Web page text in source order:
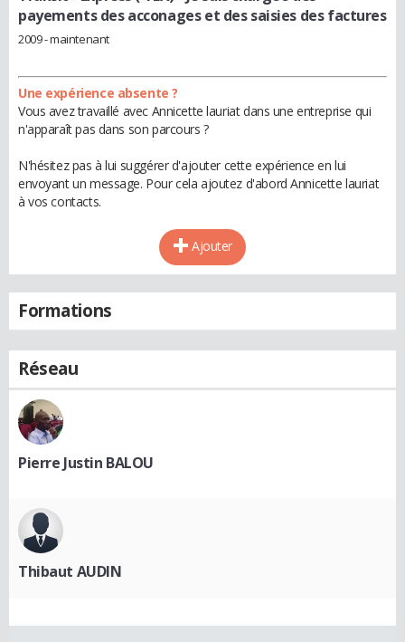
payements des acconages et des saisies des factures
2009 - maintenant
Une expérience absente ?
Vous avez travaillé avec Annicette lauriat dans une entreprise qui
n'apparaît pas dans son parcours ?
N'hésitez pas à lui suggérer d'ajouter cette expérience en lui
envoyant un message. Pour cela ajoutez d'abord Annicette lauriat
à vos contacts.
Ajouter
Formations
Réseau
Pierre Justin BALOU
Thibaut AUDIN